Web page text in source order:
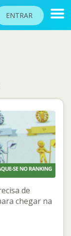
ENTRAR
de
chegar na